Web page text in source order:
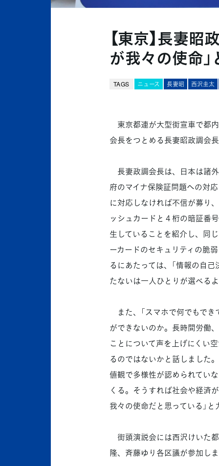
【東京】長妻
が我々の使命
TAGS ニュース 長妻昭 西沢圭太
東京都連が大型街宣車で都
会長をつとめる長妻昭政調会
長妻政調会長は、日本は諸
府のマイナ保険証問題への対
に対応しなければ不信が募り
ッシュカードと４桁の暗証番
生していることを紹介し、同
ーカードのセキュリティの脆
るにあたっては、「情報の自
たないは一人ひとりが選べる
また、「スマホで何でもで
ができないのか。長時間労働
ことについて声を上げにくい
るのではないかと話しました
値観で多様性が認められてい
くる。そうすれば社会や経済
我々の使命だと思っている」
街頭演説会には西沢けいた
隆、斉藤ゆり各区議が参加し